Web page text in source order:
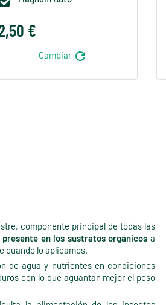
€
Cambiar refresh
componente principal de todas las
presente en los sustratos orgánicos a
cuando lo aplicamos.
de agua y nutrientes en condiciones
con lo que aguantan mejor el peso